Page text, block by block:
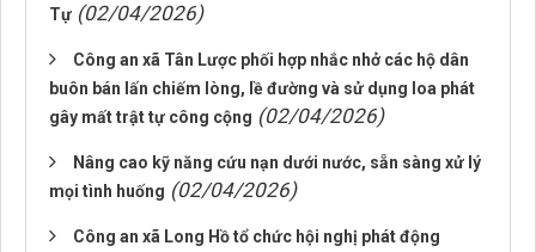
Tự (02/04/2026)
Công an xã Tân Lược phối hợp nhắc nhở các hộ dân
buôn bán lấn chiếm lòng, lề đường và sử dụng loa phát
gây mất trật tự công cộng (02/04/2026)
Nâng cao kỹ năng cứu nạn dưới nước, sẵn sàng xử lý
mọi tình huống (02/04/2026)
Công an xã Long Hồ tổ chức hội nghị phát động